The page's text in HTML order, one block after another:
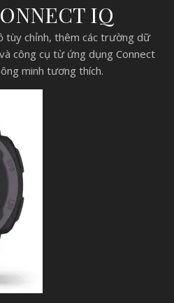
IQ
tùy chỉnh, thêm các trường dữ
công cụ từ ứng dụng Connect
minh tương thích.